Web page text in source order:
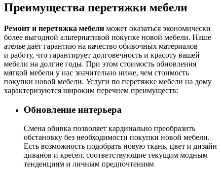
Преимущества перетяжки мебели
Ремонт и перетяжка мебели может оказаться экономически
более выгодной альтернативой покупке новой мебели. Наше
ателье даёт гарантию на качество обивочных материалов
и работу, что гарантирует долговечность и красоту вашей
мебели на долгие годы. При этом стоимость обновления
мягкой мебели у нас значительно ниже, чем стоимость
покупки новой мебели. Услуги по перетяжке мебели на дому
характеризуются широким перечнем преимуществ:
Обновление интерьера
Cмена обивка позволяет кардинально преобразить
обстановку без необходимости покупки новой мебели.
Есть возможность подобрать новую ткань, цвет и дизайн
диванов и кресел, соответствующие текущим модным
тенденциям и личным предпочтениям